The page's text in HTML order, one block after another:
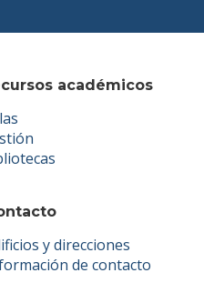
académicos
y direcciones
de contacto